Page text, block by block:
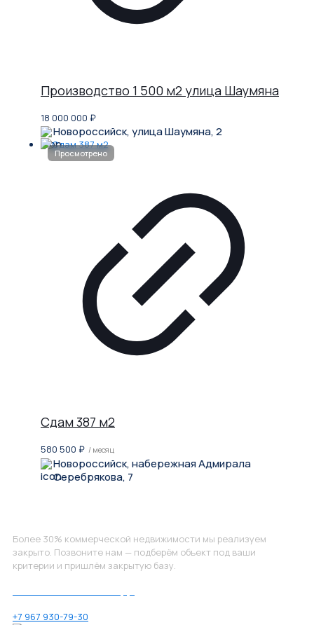
Производство 1 500 м2 улица Шаумяна
18 000 000 ₽
Новороссийск, улица Шаумяна, 2
Сдам 387 м2
580 500 ₽ / месяц
Новороссийск, набережная Адмирала
Серебрякова, 7
Более 30% коммерческой недвижимости мы реализуем
закрыто. Позвоните нам — подберём объект под ваши
критерии и пришлём закрытую базу.
+7 967 930-79-30